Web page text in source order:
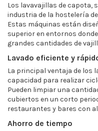
Los lavavajillas de capota,
industria de la hostelería
Estas máquinas están
superior en entornos
grandes cantidades de
Lavado eficiente y
La principal ventaja de los
capacidad para realizar
Pueden limpiar una
cubiertos en un corto
restaurantes y bares con
Ahorro de tiempo